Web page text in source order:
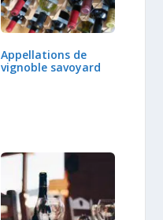
Appellations de
vignoble savoyard